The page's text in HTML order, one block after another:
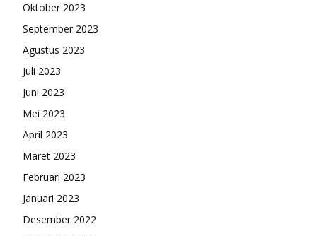
Oktober 2023
September 2023
Agustus 2023
Juli 2023
Juni 2023
Mei 2023
April 2023
Maret 2023
Februari 2023
Januari 2023
Desember 2022